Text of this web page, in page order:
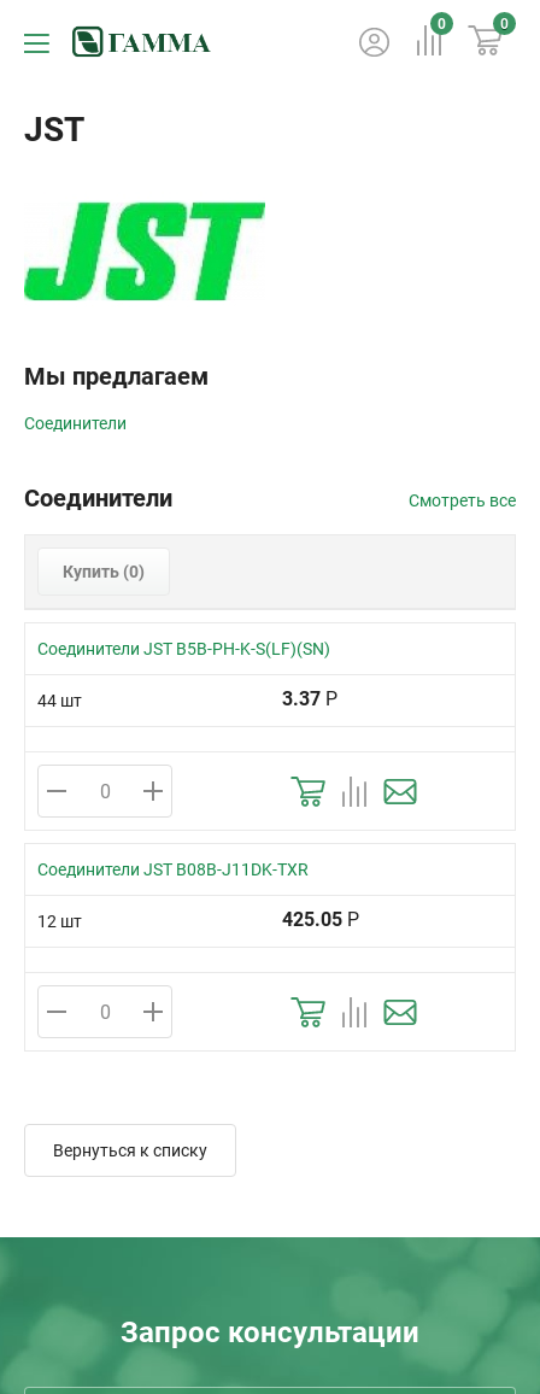
0 0
JST
Мы предлагаем
Соединители
Соединители Смотреть все
Купить (0)
Соединители JST B5B-PH-K-S(LF)(SN)
44 шт 3.37 Р
Соединители JST B08B-J11DK-TXR
12 шт 425.05 Р
Вернуться к списку
Запрос консультации